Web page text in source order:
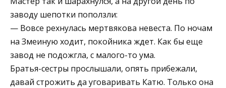
заводу шепотки поползли:
— Вовсе рехнулась мертвякова невеста. По ночам
на Змеиную ходит, покойника ждет. Как бы еще
завод не подожгла, с малого-то ума.
Братья-сестры прослышали, опять прибежали,
давай строжить да уговаривать Катю. Только она